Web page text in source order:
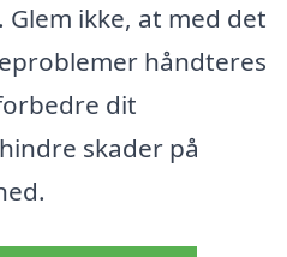
ikke, at med det
håndteres
dit
skader på